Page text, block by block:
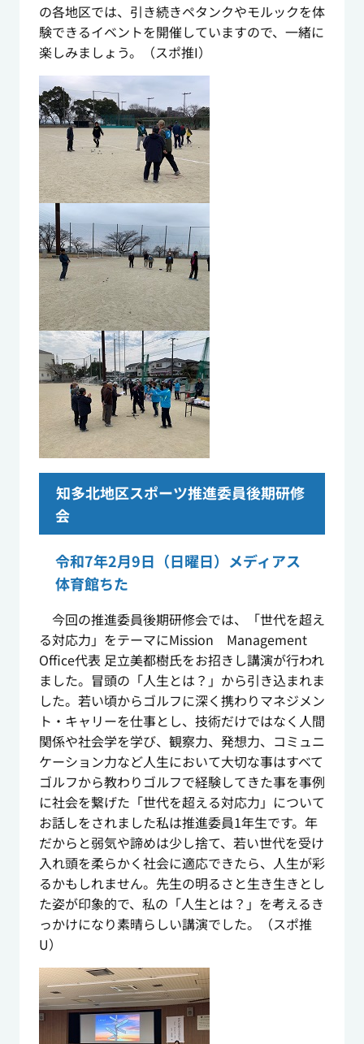
の各地区では、引き続きペタンクやモルックを体
験できるイベントを開催していますので、一緒に
楽しみましょう。（スポ推I）
知多北地区スポーツ推進委員後期研修
会
令和7年2月9日（日曜日）メディアス
体育館ちた
今回の推進委員後期研修会では、「世代を超え
る対応力」をテーマにMission Management
Office代表 足立美都樹氏をお招きし講演が行われ
ました。冒頭の「人生とは？」から引き込まれま
した。若い頃からゴルフに深く携わりマネジメン
ト・キャリーを仕事とし、技術だけではなく人間
関係や社会学を学び、観察力、発想力、コミュニ
ケーション力など人生において大切な事はすべて
ゴルフから教わりゴルフで経験してきた事を事例
に社会を繋げた「世代を超える対応力」について
お話しをされました私は推進委員1年生です。年
だからと弱気や諦めは少し捨て、若い世代を受け
入れ頭を柔らかく社会に適応できたら、人生が彩
るかもしれません。先生の明るさと生き生きとし
た姿が印象的で、私の「人生とは？」を考えるき
っかけになり素晴らしい講演でした。（スポ推
U）